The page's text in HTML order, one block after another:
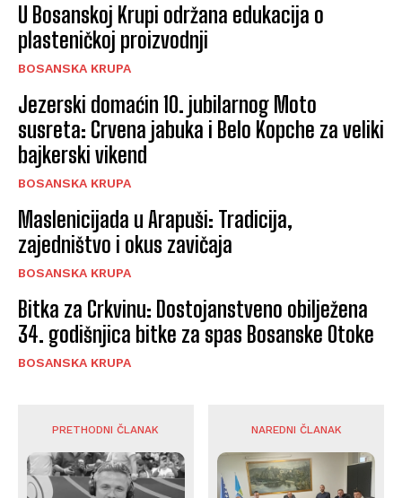
U Bosanskoj Krupi održana edukacija o
plasteničkoj proizvodnji
BOSANSKA KRUPA
Jezerski domaćin 10. jubilarnog Moto
susreta: Crvena jabuka i Belo Kopche za veliki
bajkerski vikend
BOSANSKA KRUPA
Maslenicijada u Arapuši: Tradicija,
zajedništvo i okus zavičaja
BOSANSKA KRUPA
Bitka za Crkvinu: Dostojanstveno obilježena
34. godišnjica bitke za spas Bosanske Otoke
BOSANSKA KRUPA
PRETHODNI ČLANAK NAREDNI ČLANAK